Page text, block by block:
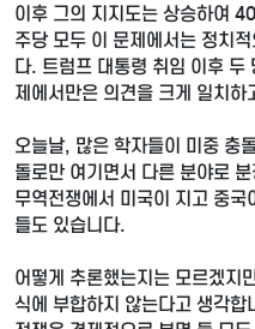
이후 그의 지지도는 상승하여
주당 모두 이 문제에서는 정치
다. 트럼프 대통령 취임 이후 두
제에서만은 의견을 크게 일치하
오늘날, 많은 학자들이 미중 충
돌로만 여기면서 다른 분야로
무역전쟁에서 미국이 지고 중
들도 있습니다.
어떻게 추론했는지는 모르겠지
식에 부합하지 않는다고 생각